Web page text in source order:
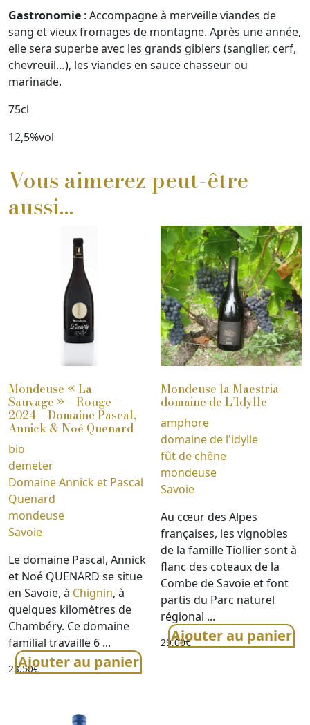
Gastronomie : Accompagne à merveille viandes de
sang et vieux fromages de montagne. Après une année,
elle sera superbe avec les grands gibiers (sanglier, cerf,
chevreuil…), les viandes en sauce chasseur ou
marinade.
75cl
12,5%vol
Vous aimerez peut-être
aussi…
Mondeuse « La
Sauvage » – Rouge –
2024 – Domaine Pascal,
Annick & Noé Quenard
bio
demeter
Domaine Annick et Pascal
Quenard
mondeuse
Savoie
Le domaine Pascal, Annick
et Noé QUENARD se situe
en Savoie, à Chignin, à
quelques kilomètres de
Chambéry. Ce domaine
familial travaille 6 ...
23,50€
Ajouter au panier
Mondeuse la Maestria
domaine de L’Idylle
amphore
domaine de l'idylle
fût de chêne
mondeuse
Savoie
Au cœur des Alpes
françaises, les vignobles
de la famille Tiollier sont à
flanc des coteaux de la
Combe de Savoie et font
partis du Parc naturel
régional ...
29,00€
Ajouter au panier